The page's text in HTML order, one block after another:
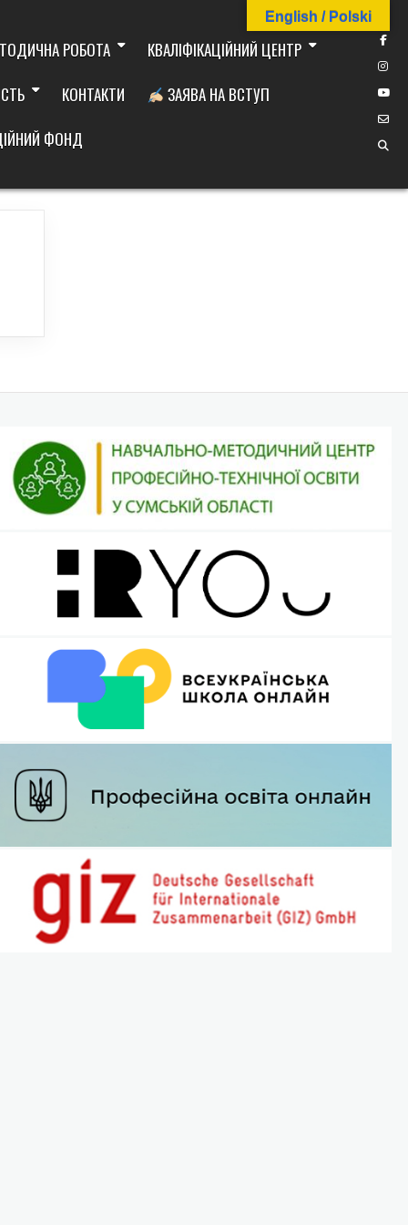
РОБОТА
КВАЛІФІКАЦІЙНИЙ ЦЕНТР
КОНТАКТИ
ЗАЯВА НА ВСТУП
ФОНД
English / Polski